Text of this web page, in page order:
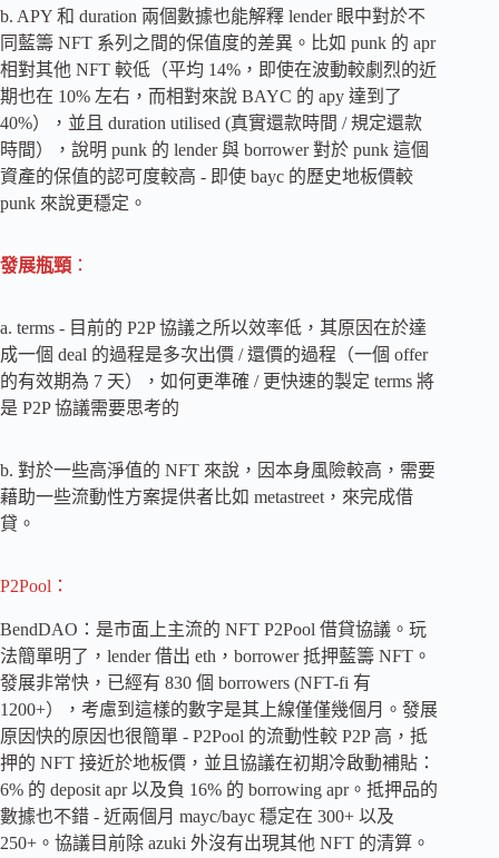
b. APY 和 duration 兩個數據也能解釋 lender 眼中對於不
同藍籌 NFT 系列之間的保值度的差異。比如 punk 的 apr
相對其他 NFT 較低（平均 14%，即使在波動較劇烈的近
期也在 10% 左右，而相對來說 BAYC 的 apy 達到了
40%），並且 duration utilised (真實還款時間 / 規定還款
時間），說明 punk 的 lender 與 borrower 對於 punk 這個
資產的保值的認可度較高 - 即使 bayc 的歷史地板價較
punk 來說更穩定。
發展瓶頸 ：
a. terms - 目前的 P2P 協議之所以效率低，其原因在於達
成一個 deal 的過程是多次出價 / 還價的過程（一個 offer
的有效期為 7 天），如何更準確 / 更快速的製定 terms 將
是 P2P 協議需要思考的
b. 對於一些高淨值的 NFT 來說，因本身風險較高，需要
藉助一些流動性方案提供者比如 metastreet，來完成借
貸。
P2Pool：
BendDAO：是市面上主流的 NFT P2Pool 借貸協議。玩
法簡單明了，lender 借出 eth，borrower 抵押藍籌 NFT。
發展非常快，已經有 830 個 borrowers (NFT-fi 有
1200+），考慮到這樣的數字是其上線僅僅幾個月。發展
原因快的原因也很簡單 - P2Pool 的流動性較 P2P 高，抵
押的 NFT 接近於地板價，並且協議在初期冷啟動補貼：
6% 的 deposit apr 以及負 16% 的 borrowing apr。抵押品的
數據也不錯 - 近兩個月 mayc/bayc 穩定在 300+ 以及
250+。協議目前除 azuki 外沒有出現其他 NFT 的清算。